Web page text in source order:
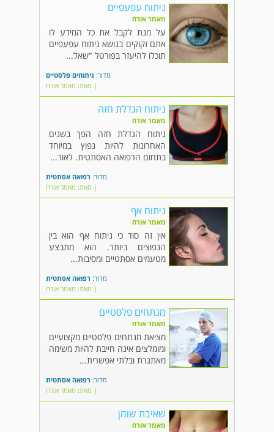
ניתוח עפעפיים
מאמר אורח
על מנת לקבל את כל המידע לו
אתם זקוקים בנושא ניתוח עפעפיים
תוכלו להיעזר בפורטל "שאל...
מדור: ניתוחים פלסטיים
| מאת: מאמר אורח
ניתוח הגדלת חזה
מאמר אורח
ניתוח הגדלת חזה הפך בשנים
האחרונות להיות נפוץ במיוחד
בתחום הרפואה האסתטית. לאור...
מדור: רפואה אסתטית
| מאת: מאמר אורח
ניתוח אף
מאמר אורח
אין זה סוד כי ניתוח אף הוא בין
הנפוצים ביותר. הוא מתבצע
מטעמים אסתטיים ומסיבות...
מדור: רפואה אסתטית
| מאת: מאמר אורח
מנתחים פלסטיים
מאמר אורח
מציאת מנתחים פלסטיים מקצועיים
ומומלצים אינה חייבת להיות משימה
מאתגרת ובלתי אפשרית...
מדור: רפואה אסתטית
| מאת: מאמר אורח
שאיבת שומן
מאמר אורח